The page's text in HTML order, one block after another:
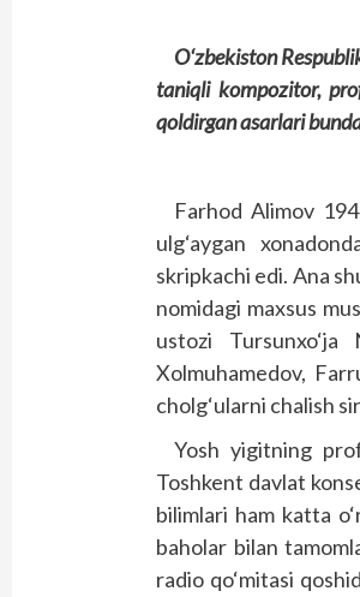
O‘zbekiston
taniqli kompozitor,
qoldirgan asarlari
Farhod Alimov
ulg‘aygan
skripkachi edi. Ana
nomidagi maxsus
ustozi
Xolmuhamedov,
cholg‘ularni chalish
Yosh yigitning
Toshkent davlat
bilimlari ham katta
baholar bilan
radio qo‘mitasi